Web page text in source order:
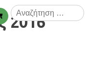
Αναζήτηση
για:
2016